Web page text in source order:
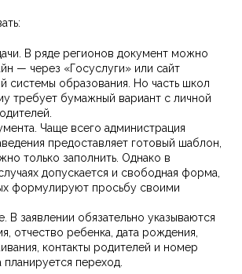
В ряде регионов документ можно
— через «Госуслуги» или сайт
системы образования. Но часть школ
требует бумажный вариант с личной
Чаще всего администрация
предоставляет готовый шаблон,
только заполнить. Однако в
допускается и свободная форма,
формулируют просьбу своими
В заявлении обязательно указываются
отчество ребенка, дата рождения,
контакты родителей и номер
планируется переход.